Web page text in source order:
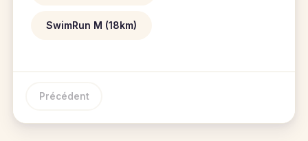
SwimRun M (18km)
Précédent